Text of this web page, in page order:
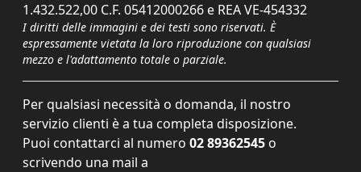
1.432.522,00 C.F. 05412000266 e REA VE-454332
I diritti delle immagini e dei testi sono riservati. È
espressamente vietata la loro riproduzione con qualsiasi
mezzo e l'adattamento totale o parziale.
Per qualsiasi necessità o domanda, il nostro
servizio clienti è a tua completa disposizione.
Puoi contattarci al numero 02 89362545 o
scrivendo una mail a